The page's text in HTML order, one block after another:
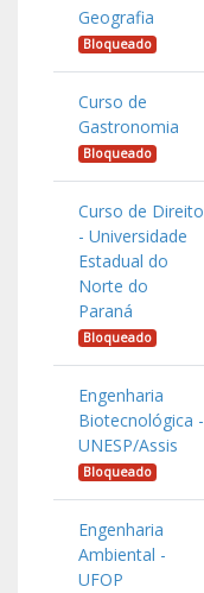
Geografia
Bloqueado
Curso de
Gastronomia
Bloqueado
Curso de Direito
- Universidade
Estadual do
Norte do
Paraná
Bloqueado
Engenharia
Biotecnológica -
UNESP/Assis
Bloqueado
Engenharia
Ambiental -
UFOP